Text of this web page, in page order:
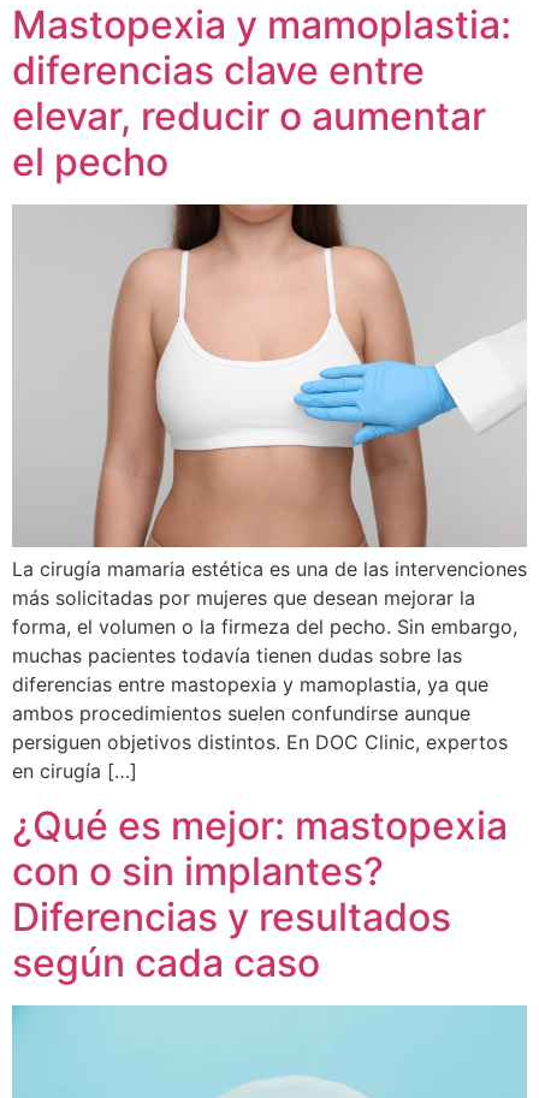
Mastopexia y mamoplastia:
diferencias clave entre
elevar, reducir o aumentar
el pecho
La cirugía mamaria estética es una de las intervenciones
más solicitadas por mujeres que desean mejorar la
forma, el volumen o la firmeza del pecho. Sin embargo,
muchas pacientes todavía tienen dudas sobre las
diferencias entre mastopexia y mamoplastia, ya que
ambos procedimientos suelen confundirse aunque
persiguen objetivos distintos. En DOC Clinic, expertos
en cirugía […]
¿Qué es mejor: mastopexia
con o sin implantes?
Diferencias y resultados
según cada caso